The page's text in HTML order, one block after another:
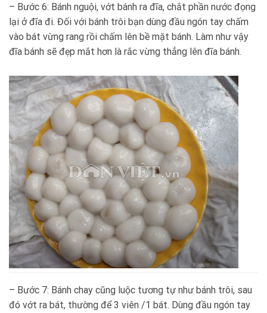
– Bước 6: Bánh nguội, vớt bánh ra đĩa, chắt phần nước đọng
lại ở đĩa đi. Đối với bánh trôi bạn dùng đầu ngón tay chấm
vào bát vừng rang rồi chấm lên bề mặt bánh. Làm như vậy
đĩa bánh sẽ đẹp mắt hơn là rắc vừng thẳng lên đĩa bánh.
– Bước 7: Bánh chay cũng luộc tương tự như bánh trôi, sau
đó vớt ra bát, thường để 3 viên /1 bát. Dùng đầu ngón tay